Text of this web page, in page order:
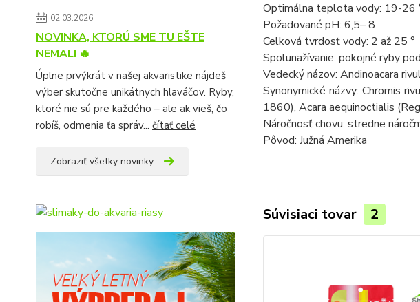
02.03.2026
NOVINKA, KTORÚ SME TU EŠTE
NEMALI 🔥
Úplne prvýkrát v našej akvaristike nájdeš
výber skutočne unikátnych hlaváčov. Ryby,
ktoré nie sú pre každého – ale ak vieš, čo
robíš, odmenia ťa správ... čítať celé
Zobraziť všetky novinky
Optimálna teplota vody: 19-26
Požadované pH: 6,5– 8
Celková tvrdosť vody: 2 až 25 °
Spolunažívanie: pokojné ryby
Vedecký názov: Andinoacara
Synonymické názvy: Chromis
1860), Acara aequinoctialis
Náročnosť chovu: stredne
Pôvod: Južná Amerika
Súvisiaci tovar 2